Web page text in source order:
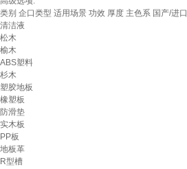
类别 企口类型 适用场景 功效 厚度 主色系 国产/进口
清洁液
松木
榆木
ABS塑料
杉木
塑胶地板
橡塑板
防滑垫
实木板
PP板
地板革
R型槽